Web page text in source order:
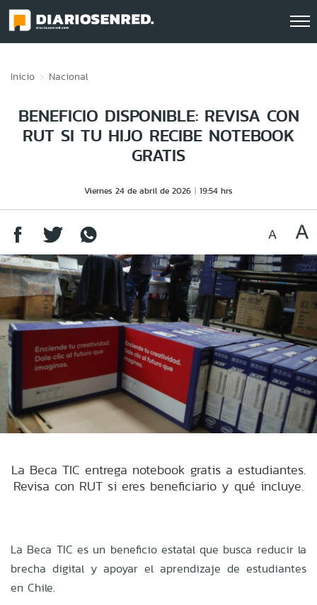
Inicio Nacional
BENEFICIO DISPONIBLE: REVISA CON
RUT SI TU HIJO RECIBE NOTEBOOK
GRATIS
Viernes 24 de abril de 2026 19:54 hrs
La Beca TIC entrega notebook gratis a estudiantes.
Revisa con RUT si eres beneficiario y qué incluye.
La Beca TIC es un beneficio estatal que busca reducir la
brecha digital y apoyar el aprendizaje de estudiantes
en Chile.